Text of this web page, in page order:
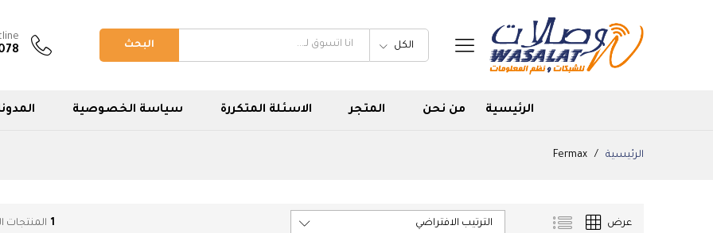
الكل البحث
الرئيسية من نحن المتجر الاسئلة المتكررة سياسة الخصوصية
الرئيسية /
Fermax
1 المنتجات عرض الترتيب الافتراضي